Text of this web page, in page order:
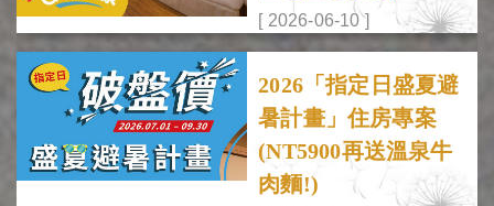
[ 2026-06-10 ]
2026「指定日盛夏避
暑計畫」住房專案
(NT5900再送溫泉牛
肉麵!)